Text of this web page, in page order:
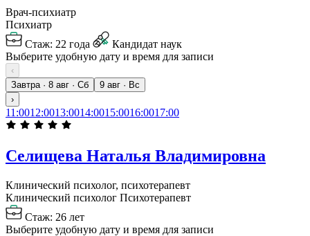
Врач-психиатр
Психиатр
Стаж: 22 года
Кандидат наук
Выберите удобную дату и время для записи
‹
Завтра · 8 авг · Сб
9 авг · Вс
›
11:0012:0013:0014:0015:0016:0017:00
Селищева Наталья Владимировна
Клинический психолог, психотерапевт
Клинический психолог Психотерапевт
Стаж: 26 лет
Выберите удобную дату и время для записи